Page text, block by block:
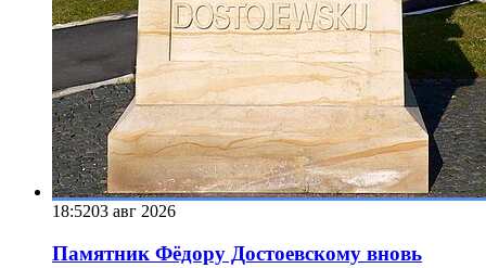
18:5203 авг 2026
Памятник Фёдору Достоевскому вновь